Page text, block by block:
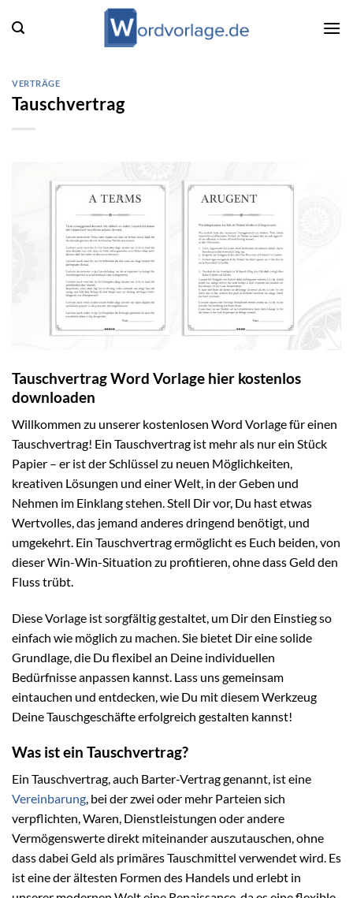
Inhalt
VERTRÄGE
Tauschvertrag
Tauschvertrag Word Vorlage hier kostenlos
downloaden
Willkommen zu unserer kostenlosen Word Vorlage für einen
Tauschvertrag! Ein Tauschvertrag ist mehr als nur ein Stück
Papier – er ist der Schlüssel zu neuen Möglichkeiten,
kreativen Lösungen und einer Welt, in der Geben und
Nehmen im Einklang stehen. Stell Dir vor, Du hast etwas
Wertvolles, das jemand anderes dringend benötigt, und
umgekehrt. Ein Tauschvertrag ermöglicht es Euch beiden, von
dieser Win-Win-Situation zu profitieren, ohne dass Geld den
Fluss trübt.
Diese Vorlage ist sorgfältig gestaltet, um Dir den Einstieg so
einfach wie möglich zu machen. Sie bietet Dir eine solide
Grundlage, die Du flexibel an Deine individuellen
Bedürfnisse anpassen kannst. Lass uns gemeinsam
eintauchen und entdecken, wie Du mit diesem Werkzeug
Deine Tauschgeschäfte erfolgreich gestalten kannst!
Was ist ein Tauschvertrag?
Ein Tauschvertrag, auch Barter-Vertrag genannt, ist eine
Vereinbarung, bei der zwei oder mehr Parteien sich
verpflichten, Waren, Dienstleistungen oder andere
Vermögenswerte direkt miteinander auszutauschen, ohne
dass dabei Geld als primäres Tauschmittel verwendet wird. Es
ist eine der ältesten Formen des Handels und erlebt in